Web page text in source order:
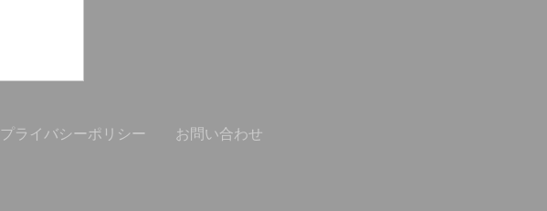
プライバシーポリシー お問い合わせ